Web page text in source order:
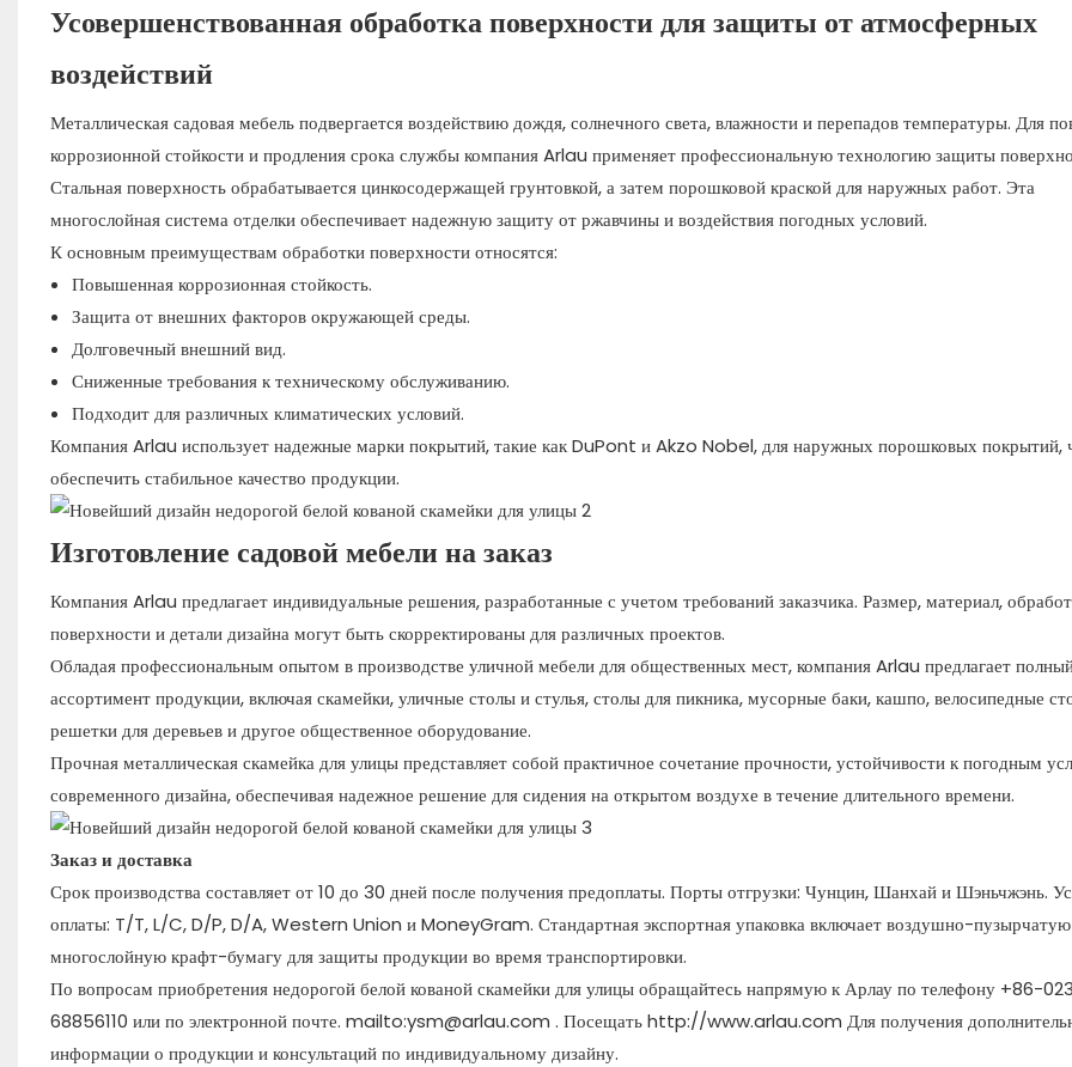
Усовершенствованная обработка поверхности для защиты от атмосферных
воздействий
Металлическая садовая мебель подвергается воздействию дождя, солнечного света, влажности и перепадов температуры. Для
коррозионной стойкости и продления срока службы компания Arlau применяет профессиональную технологию защиты
Стальная поверхность обрабатывается цинкосодержащей грунтовкой, а затем порошковой краской для наружных работ. Эта
многослойная система отделки обеспечивает надежную защиту от ржавчины и воздействия погодных условий.
К основным преимуществам обработки поверхности относятся:
Повышенная коррозионная стойкость.
Защита от внешних факторов окружающей среды.
Долговечный внешний вид.
Сниженные требования к техническому обслуживанию.
Подходит для различных климатических условий.
Компания Arlau использует надежные марки покрытий, такие как DuPont и Akzo Nobel, для наружных порошковых покрытий,
обеспечить стабильное качество продукции.
Изготовление садовой мебели на заказ
Компания Arlau предлагает индивидуальные решения, разработанные с учетом требований заказчика. Размер, материал,
поверхности и детали дизайна могут быть скорректированы для различных проектов.
Обладая профессиональным опытом в производстве уличной мебели для общественных мест, компания Arlau предлагает
ассортимент продукции, включая скамейки, уличные столы и стулья, столы для пикника, мусорные баки, кашпо, велосипедные
решетки для деревьев и другое общественное оборудование.
Прочная металлическая скамейка для улицы представляет собой практичное сочетание прочности, устойчивости к погодным
современного дизайна, обеспечивая надежное решение для сидения на открытом воздухе в течение длительного времени.
Заказ и доставка
Срок производства составляет от 10 до 30 дней после получения предоплаты. Порты отгрузки: Чунцин, Шанхай и Шэньчжэнь.
оплаты: T/T, L/C, D/P, D/A, Western Union и MoneyGram. Стандартная экспортная упаковка включает воздушно-пузырчатую
многослойную крафт-бумагу для защиты продукции во время транспортировки.
По вопросам приобретения недорогой белой кованой скамейки для улицы обращайтесь напрямую к Арлау по телефону +86-
68856110 или по электронной почте. mailto:ysm@arlau.com . Посещатьhttp://www.arlau.com Для получения
информации о продукции и консультаций по индивидуальному дизайну.